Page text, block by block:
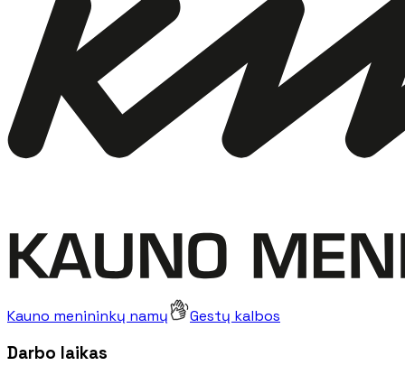
Kauno menininkų namų Gestų kalbos
Darbo laikas